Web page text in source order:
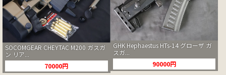
SOCOMGEAR CHEYTAC M200 ガスガ
ン リア...
70000円
GHK Hephaestus HTs-14 グローザ ガ
スガ...
90000円